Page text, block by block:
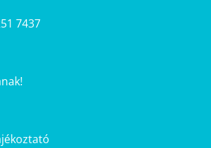
7437